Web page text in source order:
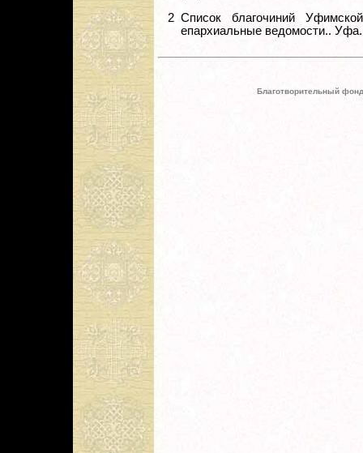
2 Список благочиний
епархиальные ведомости..
Благотворительный